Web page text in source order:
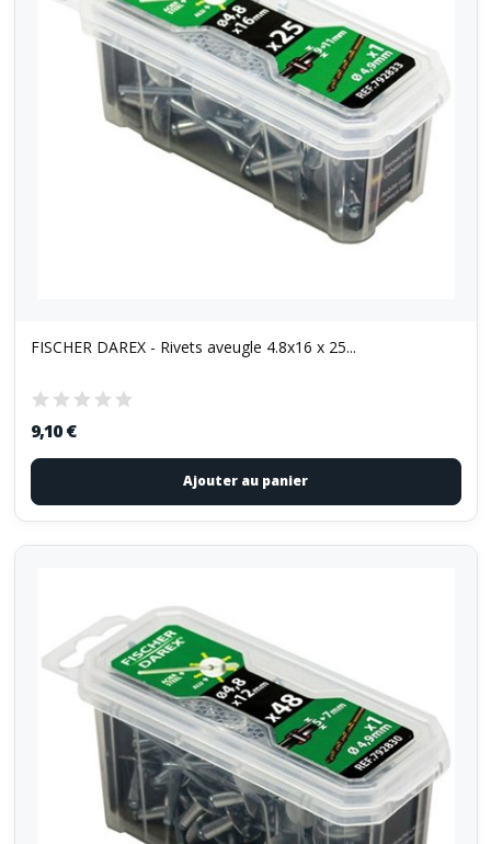
FISCHER DAREX - Rivets aveugle 4.8x16 x 25...
9,10 €
Ajouter au panier